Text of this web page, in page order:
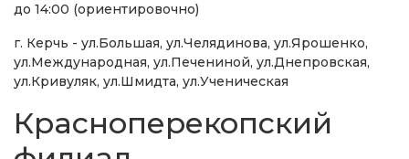
до 14:00 (ориентировочно)
г. Керчь - ул.Большая, ул.Челядинова, ул.Ярошенко,
ул.Международная, ул.Печениной, ул.Днепровская,
ул.Кривуляк, ул.Шмидта, ул.Ученическая
Красноперекопский